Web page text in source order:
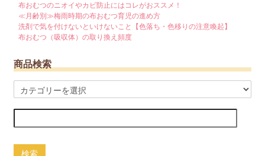
布おむつのニオイやカビ防止にはコレがおススメ！
≪月齢別≫梅雨時期の布おむつ育児の進め方
洗剤で気を付けないといけないこと【色落ち・色移りの注意喚起】
布おむつ（吸収体）の取り換え頻度
商品検索
検索